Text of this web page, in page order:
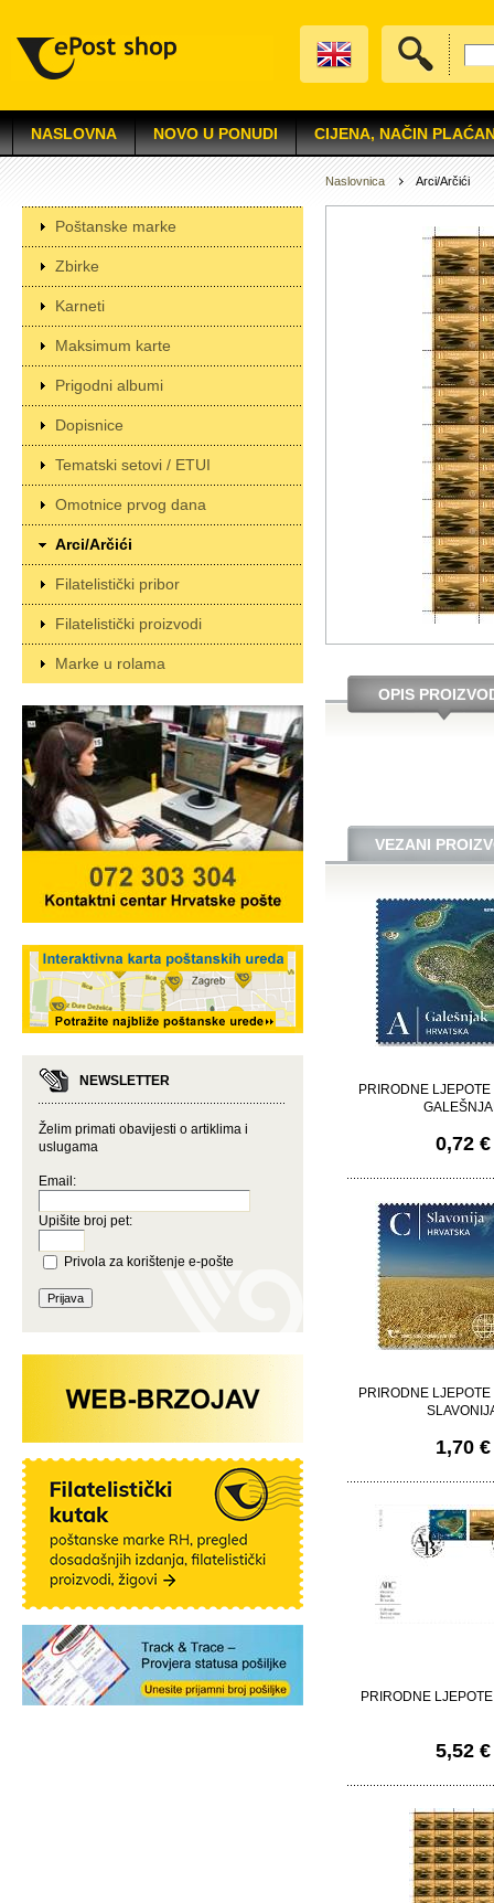
NASLOVNA NOVO U PONUDI CIJENA, NAČIN
Poštanske marke
Zbirke
Karneti
Maksimum karte
Prigodni albumi
Dopisnice
Tematski setovi / ETUI
Omotnice prvog dana
Arci/Arčići
Filatelistički pribor
Filatelistički proizvodi
Marke u rolama
NEWSLETTER
Želim primati obavijesti o artiklima i
uslugama
Email:
Upišite broj pet:
Privola za korištenje e-pošte
Naslovnica Arci/Arčići
OPIS
VEZANI
PRIRODNE
0,72 €
PRIRODNE
1,70 €
PRIRODNE
5,52 €